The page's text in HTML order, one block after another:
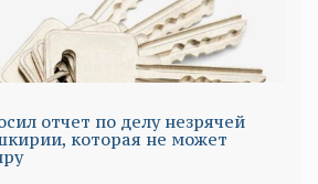
отчет по делу незрячей
которая не может